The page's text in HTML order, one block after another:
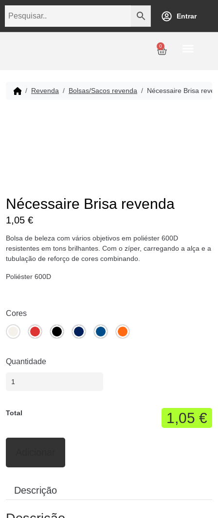
Entrar
0
Revenda Bolsas/Sacos revenda Nécessaire Brisa
Nécessaire Brisa revenda
1,05 €
Bolsa de beleza com vários objetivos em poliéster 600D
resistentes em tons brilhantes. Com o zíper, carregando a alça e a
tubulação de reforço de cores combinando.
Poliéster 600D
Cores
Quantidade
Total 1,05 €
Descrição